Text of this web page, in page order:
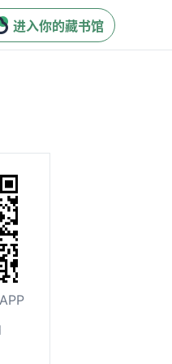
进入你的藏书馆